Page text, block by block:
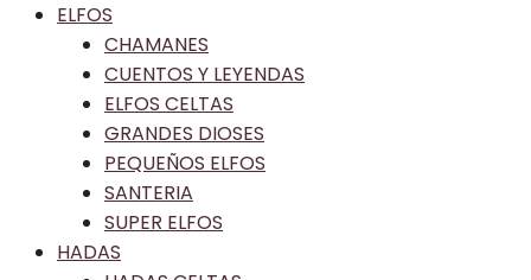
ELFOS
CHAMANES
CUENTOS Y LEYENDAS
ELFOS CELTAS
GRANDES DIOSES
PEQUEÑOS ELFOS
SANTERIA
SUPER ELFOS
HADAS